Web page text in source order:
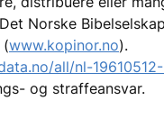
Norske
(www.kopinor.no).
all/nl-
og straffeansvar.